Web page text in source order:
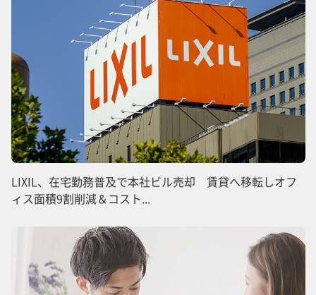
LIXIL、在宅勤務普及で本社ビル売却 賃貸へ移転しオフ
ィス面積9割削減＆コスト...